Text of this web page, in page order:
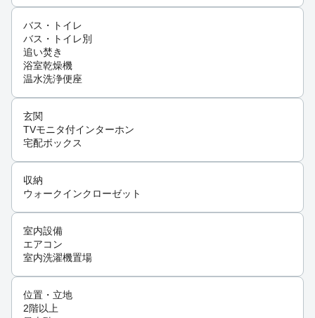
バス・トイレ
バス・トイレ別
追い焚き
浴室乾燥機
温水洗浄便座
玄関
TVモニタ付インターホン
宅配ボックス
収納
ウォークインクローゼット
室内設備
エアコン
室内洗濯機置場
位置・立地
2階以上